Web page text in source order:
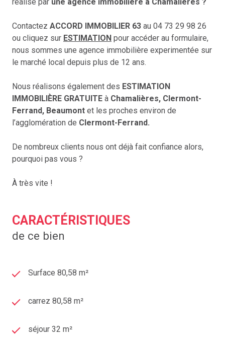
Contactez ACCORD IMMOBILIER 63 au 04 73 29 98 26
ou cliquez sur ESTIMATION pour accéder au formulaire,
nous sommes une agence immobilière experimentée sur
le marché local depuis plus de 12 ans.
Nous réalisons également des ESTIMATION
IMMOBILIÈRE GRATUITE à Chamalières, Clermont-
Ferrand, Beaumont et les proches environ de
l’agglomération de Clermont-Ferrand.
De nombreux clients nous ont déjà fait confiance alors,
pourquoi pas vous ?
À très vite !
CARACTÉRISTIQUES
de ce bien
Surface 80,58 m²
carrez 80,58 m²
séjour 32 m²